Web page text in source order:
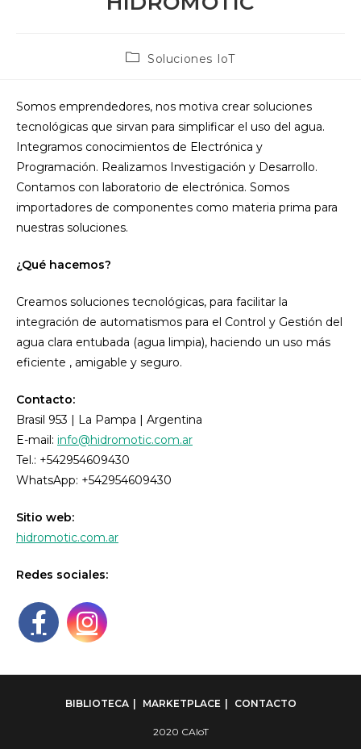
Categoría
entrada:
Soluciones IoT
Somos emprendedores, nos motiva crear soluciones
tecnológicas que sirvan para simplificar el uso del agua.
Integramos conocimientos de Electrónica y
Programación. Realizamos Investigación y Desarrollo.
Contamos con laboratorio de electrónica. Somos
importadores de componentes como materia prima para
nuestras soluciones.
¿Qué hacemos?
Creamos soluciones tecnológicas, para facilitar la
integración de automatismos para el Control y Gestión del
agua clara entubada (agua limpia), haciendo un uso más
eficiente , amigable y seguro.
Contacto:
Brasil 953 | La Pampa | Argentina
E-mail: info@hidromotic.com.ar
Tel.: +542954609430
WhatsApp: +542954609430
Sitio web:
hidromotic.com.ar
Redes sociales:
BIBLIOTECA MARKETPLACE CONTACTO
2020 CAIoT